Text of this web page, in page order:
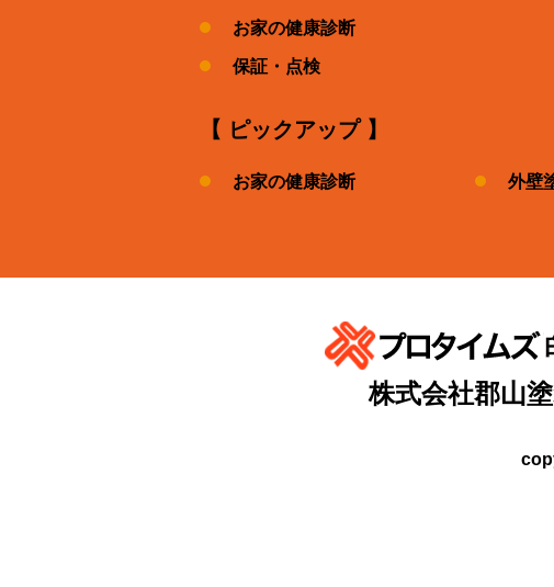
お家の健康診断
保証・点検
【 ピックアップ 】
お家の健康診断 外壁
株式会社郡山